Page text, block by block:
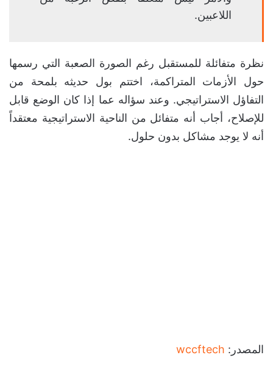
اللاعبين.
نظرة متفائلة للمستقبل رغم الصورة الصعبة التي رسمها
حول الأزمات المتراكمة، اختتم بول حديثه بلمحة من
التفاؤل الاستراتيجي. وعند سؤاله عما إذا كان الوضع قابل
للإصلاح، أجاب أنه متفائل من الناحية الاستراتيجية معتقداً
أنه لا يوجد مشاكل بدون حلول.
المصدر: wccftech